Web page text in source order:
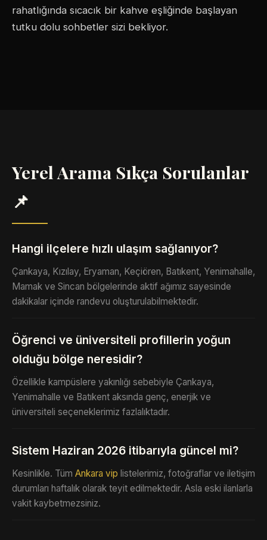
rahatlığında sıcacık bir kahve eşliğinde başlayan
tutku dolu sohbetler sizi bekliyor.
Yerel Arama Sıkça Sorulanlar
📌
Hangi ilçelere hızlı ulaşım sağlanıyor?
Çankaya, Kızılay, Eryaman, Keçiören, Batıkent, Yenimahalle,
Mamak ve Sincan bölgelerinde aktif ağımız sayesinde
dakikalar içinde randevu oluşturulabilmektedir.
Öğrenci ve üniversiteli profillerin yoğun
olduğu bölge neresidir?
Özellikle kampüslere yakınlığı sebebiyle Çankaya,
Yenimahalle ve Batıkent aksında genç, enerjik ve
üniversiteli seçeneklerimiz fazlalıktadır.
Sistem Haziran 2026 itibarıyla güncel mi?
Kesinlikle. Tüm Ankara vip listelerimiz, fotoğraflar ve iletişim
durumları haftalık olarak teyit edilmektedir. Asla eski ilanlarla
vakit kaybetmezsiniz.